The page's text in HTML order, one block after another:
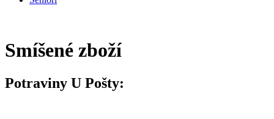
Smíšené zboží
Potraviny U Pošty: